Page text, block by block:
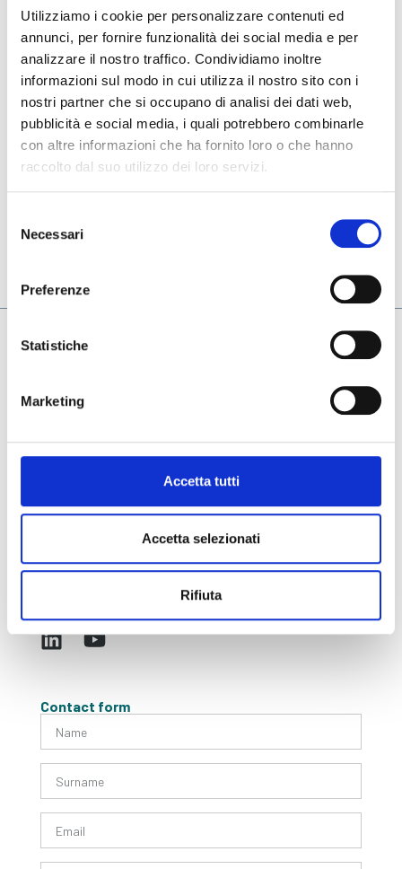
Utilizziamo i cookie per personalizzare contenuti ed
annunci, per fornire funzionalità dei social media e per
analizzare il nostro traffico. Condividiamo inoltre
informazioni sul modo in cui utilizza il nostro sito con i
nostri partner che si occupano di analisi dei dati web,
pubblicità e social media, i quali potrebbero combinarle
con altre informazioni che ha fornito loro o che hanno
raccolto dal suo utilizzo dei loro servizi.
delNecessari
Preferenze
Statistiche
Marketing
Accetta tutti
Accetta selezionati
Rifiuta
Nazione
Allega CV
Informativa sulla privacy
Invia
Company
Group Companies
Privacy & Cookie Policy
Whistleblowing Policy
General Terms and Purchase
Social
Contact form